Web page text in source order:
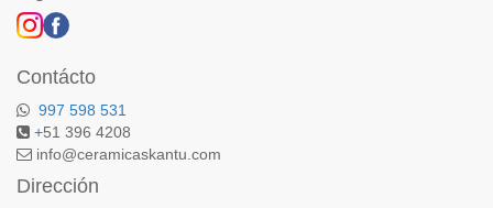
Contácto
997 598 531
+51 396 4208
info@ceramicaskantu.com
Dirección